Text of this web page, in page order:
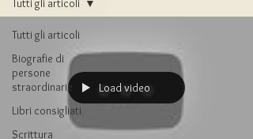
Tutti gli articoli
Biografie di
persone
straordinarie
Libri consigliati
Scrittura
Tutti gli articoli
Load video